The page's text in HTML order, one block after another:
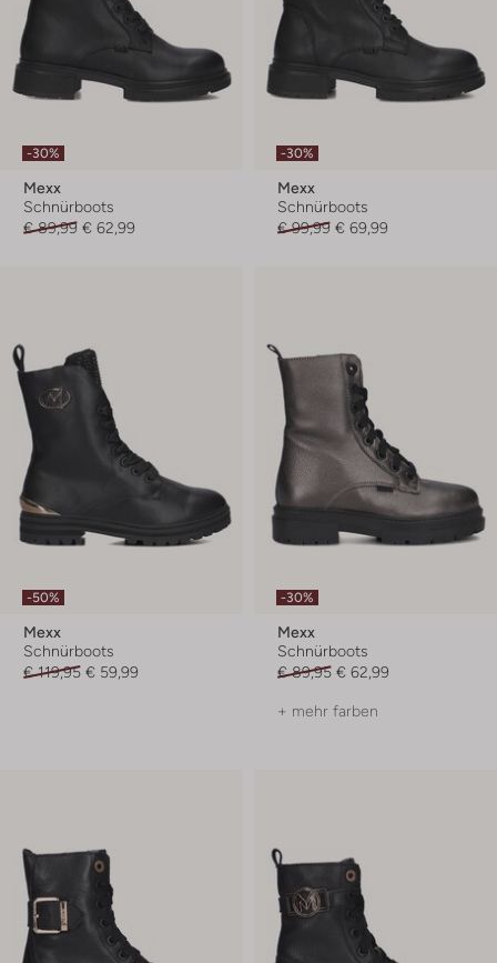
-30%
Mexx
Schnürboots
€ 89,99 € 62,99
-30%
Mexx
Schnürboots
€ 99,99 € 69,99
-50%
Mexx
Schnürboots
€ 119,95 € 59,99
-30%
Mexx
Schnürboots
€ 89,95 € 62,99
+ mehr farben